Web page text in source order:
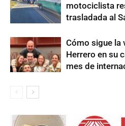
motociclista
trasladada al
Cómo sigue la
Herrero en su
mes de